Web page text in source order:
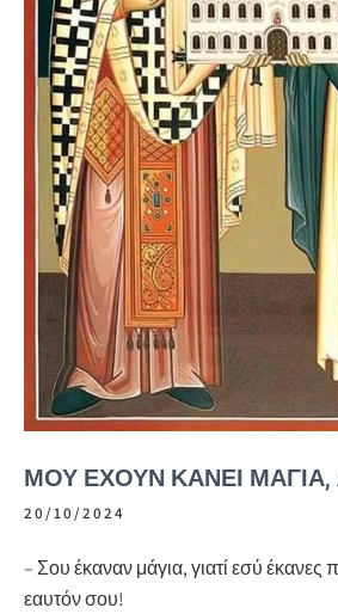
ΜΟΥ ΈΧΟΥΝ ΚΆΝΕΙ ΜΆΓΙΑ,
20/10/2024
– Σου έκαναν μάγια, γιατί εσύ έκανες
εαυτόν σου!